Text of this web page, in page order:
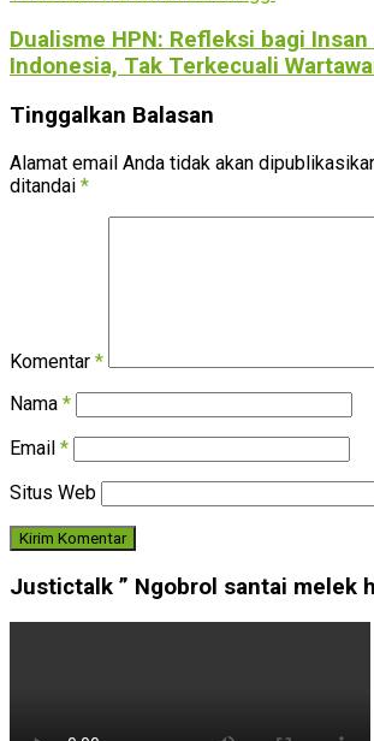
Dualisme HPN: Refleksi bagi Insan
Indonesia, Tak Terkecuali
Tinggalkan Balasan
Alamat email Anda tidak akan
ditandai *
Komentar *
Nama *
Email *
Situs Web
Justictalk ” Ngobrol santai melek